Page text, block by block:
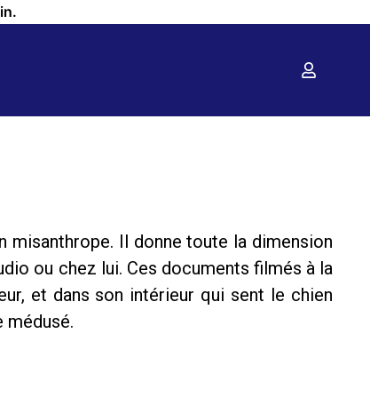
misanthrope. Il donne toute la dimension
ou chez lui. Ces documents filmés à la
et dans son intérieur qui sent le chien
médusé.